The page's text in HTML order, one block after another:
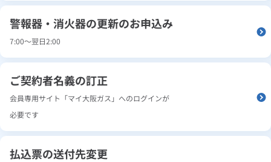
警報器・消火器の更新のお申込み
7:00～翌日2:00
ご契約者名義の訂正
会員専用サイト「マイ大阪ガス」へのログインが
必要です
払込票の送付先変更